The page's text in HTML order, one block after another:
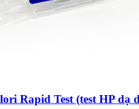
Rapid Test (test HP dạ